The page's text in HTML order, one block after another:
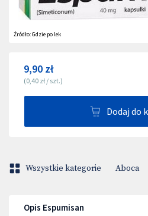
Źródło:Gdzie po lek
9,90 zł
(0,40 zł / szt.)
Dodaj do
Wszystkie kategorie Aboca
Opis Espumisan